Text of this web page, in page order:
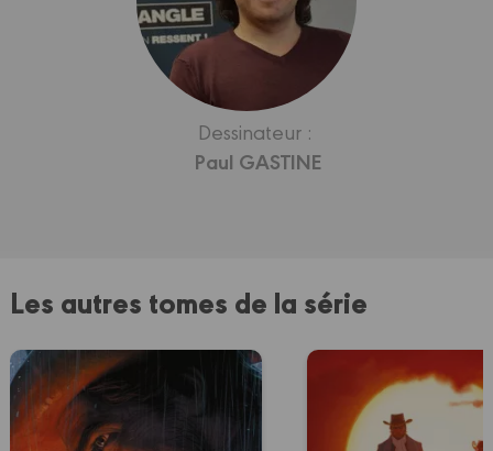
Dessinateur :
Paul GASTINE
Les autres tomes de la série